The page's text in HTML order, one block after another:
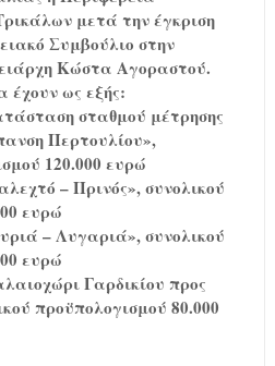
μετά την έγκριση
Συμβούλιο στην
Κώστα Αγοραστού.
έχουν ως εξής:
σταθμού μέτρησης
Περτουλίου»,
120.000 ευρώ
– Πρινός», συνολικού
ευρώ
– Λυγαριά», συνολικού
ευρώ
Γαρδικίου προς
προϋπολογισμού 80.000